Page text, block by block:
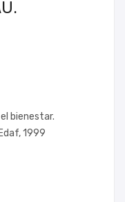
bienestar.
1999